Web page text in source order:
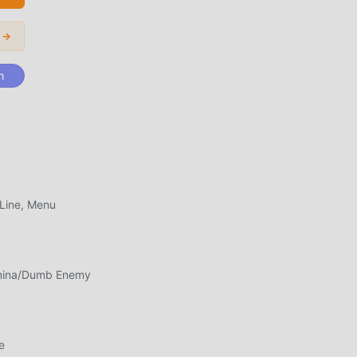
→
Menu
Dumb Enemy